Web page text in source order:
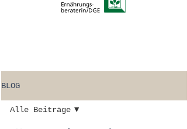
BLOG
Alle Beiträge